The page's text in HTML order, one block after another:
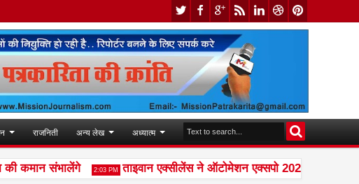
राजनिती अन्य लेख अध्यात्म
संभालेंगे 2:03 PM ताइवान एक्सीलेंस ने ऑटोमेशन एक्सपो 2026 में स्मार्ट